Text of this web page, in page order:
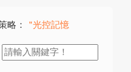
略：
"光控記憶